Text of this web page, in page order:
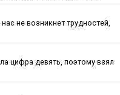
не возникнет трудностей,
цифра девять, поэтому взял